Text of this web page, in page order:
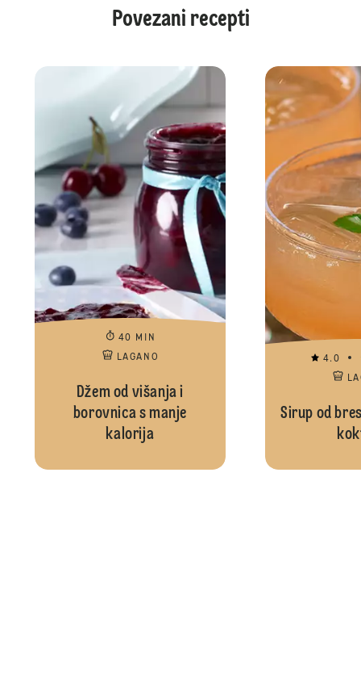
Povezani recepti
40 MIN
LAGANO
Džem od višanja i
borovnica s manje
kalorija
4.0
Sirup od